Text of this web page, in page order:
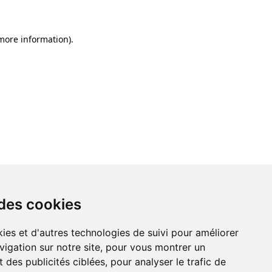
cookies
et d'autres technologies de suivi pour améliorer
sur notre site, pour vous montrer un
des publicités ciblées, pour analyser le trafic de
information).